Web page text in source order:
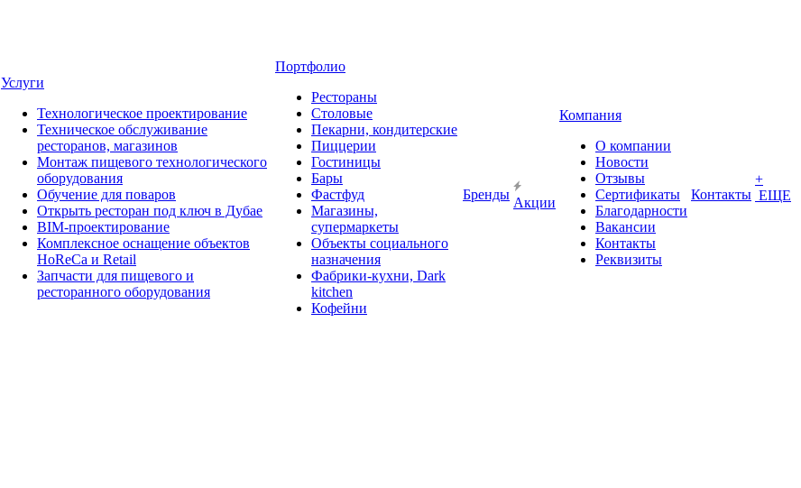
Услуги
Технологическое проектирование
Техническое обслуживание
ресторанов, магазинов
Монтаж пищевого технологического
оборудования
Обучение для поваров
Открыть ресторан под ключ в Дубае
BIM-проектирование
Комплексное оснащение объектов
HoReCa и Retail
Запчасти для пищевого и
ресторанного оборудования
Портфолио
Рестораны
Столовые
Пекарни, кондитерские
Пиццерии
Гостиницы
Бары
Фастфуд
Магазины,
супермаркеты
Объекты социального
назначения
Фабрики-кухни, Dark
kitchen
Кофейни
Бренды
Акции
Компания
О компании
Новости
Отзывы
Сертификаты
Благодарности
Вакансии
Контакты
Реквизиты
Контакты
+
ЕЩЕ